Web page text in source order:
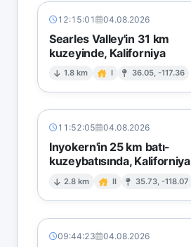
12:15:01 04.08.2026
Searles Valley'in 31 km
kuzeyinde, Kaliforniya
1.8 km I 36.05, -117.36
11:52:05 04.08.2026
Inyokern'in 25 km batı-
kuzeybatısında, Kaliforniya
2.8 km II 35.73, -118.07
09:44:23 04.08.2026